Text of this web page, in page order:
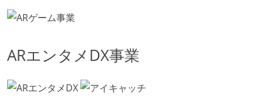
ARエンタメDX事業